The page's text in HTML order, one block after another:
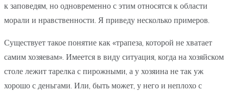
к заповедям, но одновременно с этим относятся к области
морали и нравственности. Я приведу несколько примеров.
Существует такое понятие как «трапеза, которой не хватает
самим хозяевам». Имеется в виду ситуация, когда на хозяйском
столе лежит тарелка с пирожными, а у хозяина не так уж
хорошо с деньгами. Или, быть может, у него и неплохо с